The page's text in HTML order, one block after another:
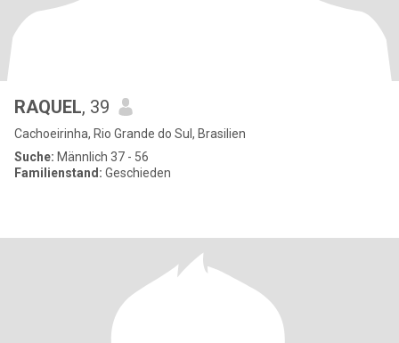
RAQUEL, 39
Cachoeirinha, Rio Grande do Sul, Brasilien
Suche: Männlich 37 - 56
Familienstand: Geschieden